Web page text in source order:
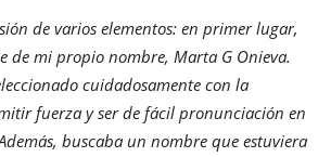
de varios elementos: en primer lugar,
de mi propio nombre, Marta G Onieva.
cuidadosamente con la
fuerza y ser de fácil pronunciación en
buscaba un nombre que estuviera